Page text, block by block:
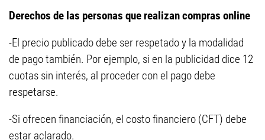
Derechos de las personas que realizan compras online
-El precio publicado debe ser respetado y la modalidad
de pago también. Por ejemplo, si en la publicidad dice 12
cuotas sin interés, al proceder con el pago debe
respetarse.
-Si ofrecen financiación, el costo financiero (CFT) debe
estar aclarado.